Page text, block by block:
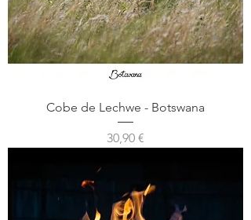
Cobe de Lechwe - Botswana
Prix
30,90 €